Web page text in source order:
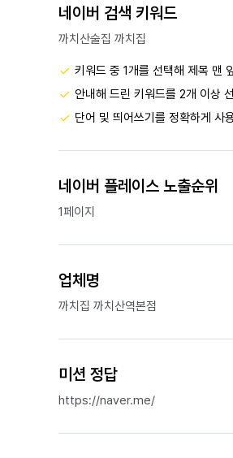
네이버 검색 키워드
까치산술집 까치집
키워드 중 1개를 선택해 제목 맨
안내해 드린 키워드를 2개 이상
단어 및 띄어쓰기를 정확하게 사
네이버 플레이스 노출순위
1페이지
업체명
까치집 까치산역본점
미션 정답
https://naver.me/